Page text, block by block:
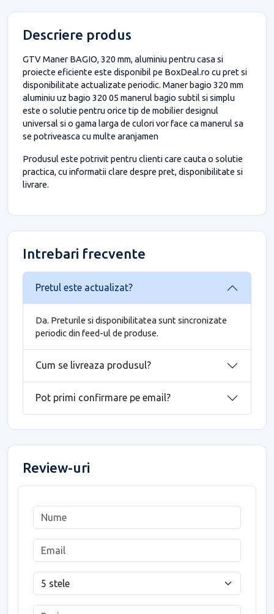
Descriere produs
GTV Maner BAGIO, 320 mm, aluminiu pentru casa si
proiecte eficiente este disponibil pe BoxDeal.ro cu pret si
disponibilitate actualizate periodic. Maner bagio 320 mm
aluminiu uz bagio 320 05 manerul bagio subtil si simplu
este o solutie pentru orice tip de mobilier designul
universal si o gama larga de culori vor face ca manerul sa
se potriveasca cu multe aranjamen
Produsul este potrivit pentru clienti care cauta o solutie
practica, cu informatii clare despre pret, disponibilitate si
livrare.
Intrebari frecvente
Pretul este actualizat?
Da. Preturile si disponibilitatea sunt sincronizate
periodic din feed-ul de produse.
Cum se livreaza produsul?
Pot primi confirmare pe email?
Review-uri